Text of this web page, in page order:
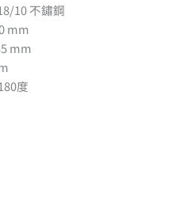
10 不鏽鋼
mm
mm
度